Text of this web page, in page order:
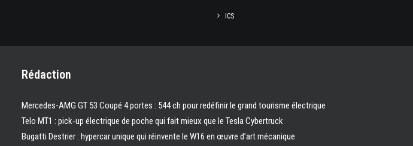
ICS
Rédaction
Mercedes-AMG GT 53 Coupé 4 portes : 544 ch pour redéfinir le grand tourisme électrique
Telo MT1 : pick‑up électrique de poche qui fait mieux que le Tesla Cybertruck
Bugatti Destrier : hypercar unique qui réinvente le W16 en œuvre d’art mécanique